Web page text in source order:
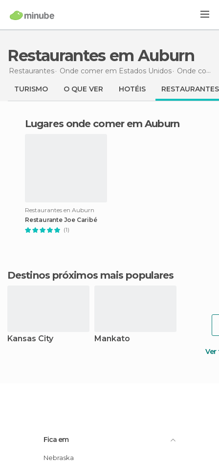
Restaurantes em Auburn
Restaurantes Onde comer em Estados Unidos Onde comer em Nebraska
TURISMO O QUE VER HOTÉIS RESTAURANTES
Lugares onde comer em Auburn
Restaurantes en Auburn
Restaurante Joe Caribé
(1)
Destinos próximos mais populares
Kansas City Mankato
Fica em
Nebraska